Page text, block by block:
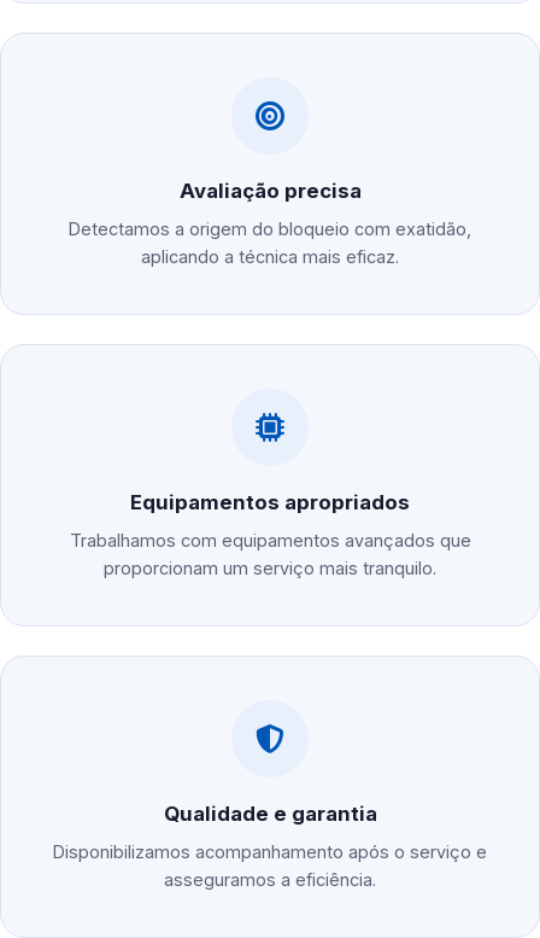
Avaliação precisa
Detectamos a origem do bloqueio com exatidão,
aplicando a técnica mais eficaz.
Equipamentos apropriados
Trabalhamos com equipamentos avançados que
proporcionam um serviço mais tranquilo.
Qualidade e garantia
Disponibilizamos acompanhamento após o serviço e
asseguramos a eficiência.